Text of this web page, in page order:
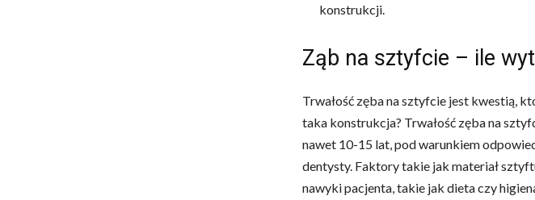
konstrukcji.
Ząb na sztyfcie – ile
Trwałość zęba na sztyfcie jest kwestią,
taka konstrukcja? Trwałość zęba na
nawet 10-15 lat, pod warunkiem
dentysty. Faktory takie jak materiał
nawyki pacjenta, takie jak dieta czy